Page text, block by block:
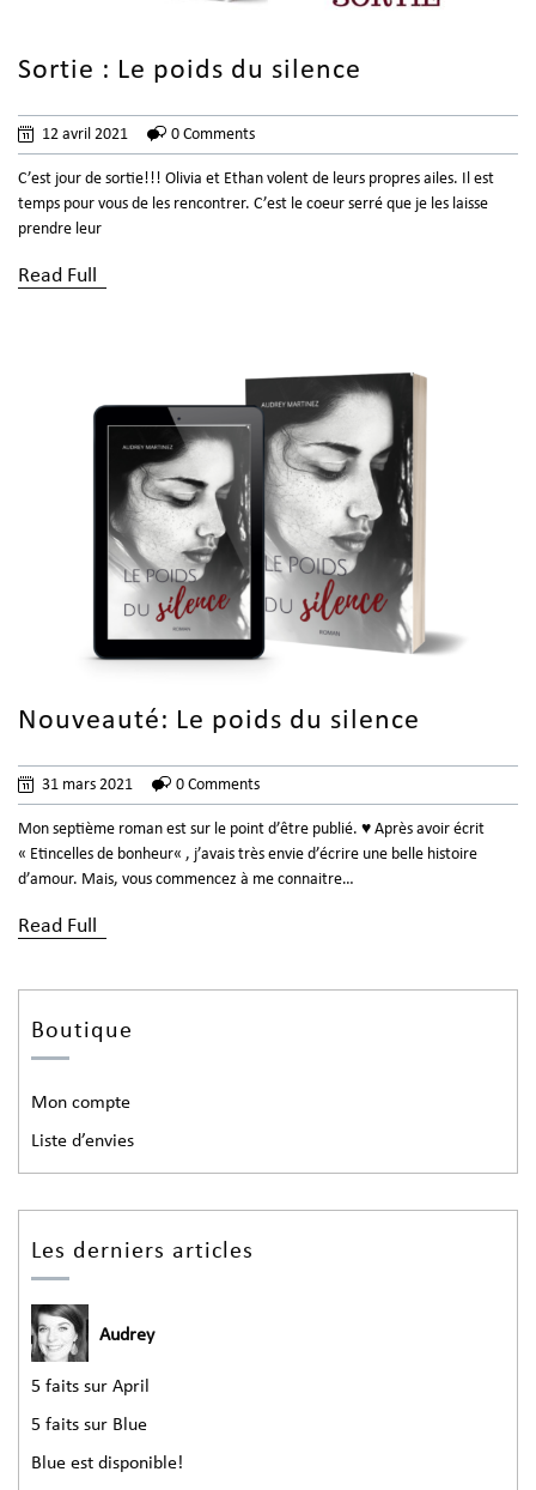
Sortie : Le poids du silence
12 avril 2021 0 Comments
C’est jour de sortie!!! Olivia et Ethan volent de leurs propres ailes. Il est
temps pour vous de les rencontrer. C’est le coeur serré que je les laisse
prendre leur
Read Full
Nouveauté: Le poids du silence
31 mars 2021 0 Comments
Mon septième roman est sur le point d’être publié. ♥ Après avoir écrit
« Etincelles de bonheur« , j’avais très envie d’écrire une belle histoire
d’amour. Mais, vous commencez à me connaitre…
Read Full
Boutique
Mon compte
Liste d’envies
Les derniers articles
Audrey
5 faits sur April
5 faits sur Blue
Blue est disponible!